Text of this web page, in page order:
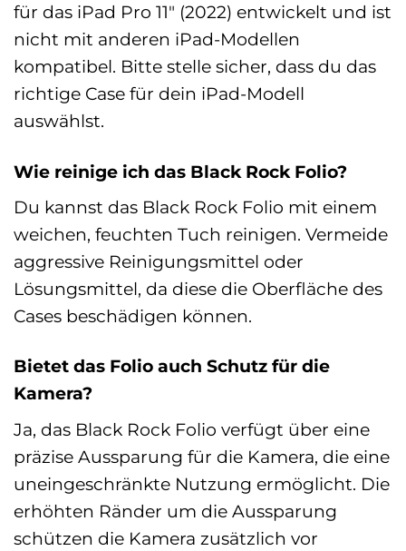
für das iPad Pro 11″ (2022) entwickelt und ist
nicht mit anderen iPad-Modellen
kompatibel. Bitte stelle sicher, dass du das
richtige Case für dein iPad-Modell
auswählst.
Wie reinige ich das Black Rock Folio?
Du kannst das Black Rock Folio mit einem
weichen, feuchten Tuch reinigen. Vermeide
aggressive Reinigungsmittel oder
Lösungsmittel, da diese die Oberfläche des
Cases beschädigen können.
Bietet das Folio auch Schutz für die
Kamera?
Ja, das Black Rock Folio verfügt über eine
präzise Aussparung für die Kamera, die eine
uneingeschränkte Nutzung ermöglicht. Die
erhöhten Ränder um die Aussparung
schützen die Kamera zusätzlich vor